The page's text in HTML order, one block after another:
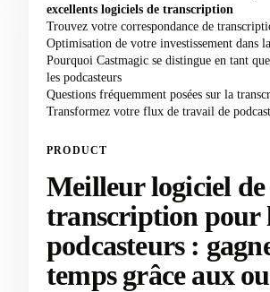
excellents logiciels de transcription
Trouvez votre correspondance de
Optimisation de votre investissement dans
Pourquoi Castmagic se distingue en tant
les podcasteurs
Questions fréquemment posées sur la
Transformez votre flux de travail de
PRODUCT
Meilleur logiciel de
transcription pour
podcasteurs :
temps grâce aux